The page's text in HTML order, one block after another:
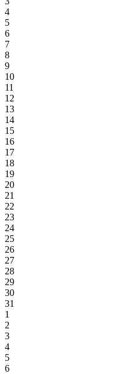
4
5
6
7
8
9
10
11
12
13
14
15
16
17
18
19
20
21
22
23
24
25
26
27
28
29
30
31
1
2
3
4
5
6